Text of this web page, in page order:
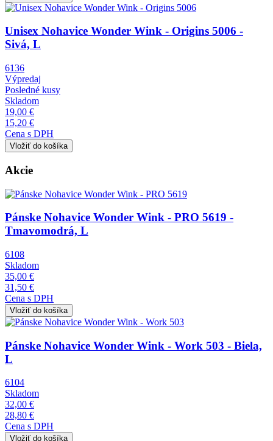
Obrázok
Unisex Nohavice Wonder Wink - Origins 5006 -
Sivá, L
6136
Výpredaj
Posledné kusy
Skladom
19,00 €
15,20 €
Cena s DPH
Akcie
Obrázok
Pánske Nohavice Wonder Wink - PRO 5619 -
Tmavomodrá, L
6108
Skladom
35,00 €
31,50 €
Cena s DPH
Obrázok
Pánske Nohavice Wonder Wink - Work 503 - Biela,
L
6104
Skladom
32,00 €
28,80 €
Cena s DPH